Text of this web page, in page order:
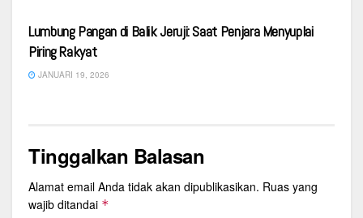
Lumbung Pangan di Balik Jeruji: Saat Penjara Menyuplai
Piring Rakyat
JANUARI 19, 2026
Tinggalkan Balasan
Alamat email Anda tidak akan dipublikasikan. Ruas yang
wajib ditandai *